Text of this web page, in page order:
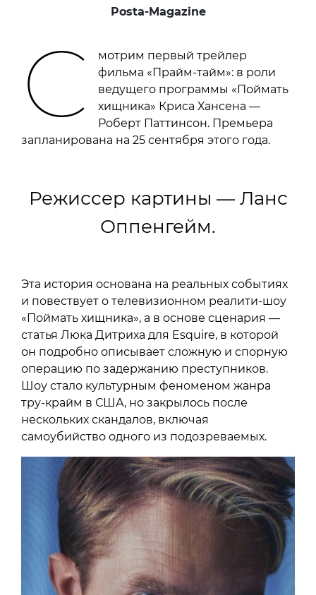
Posta-Magazine
С
мотрим первый трейлер
фильма «Прайм-тайм»: в роли
ведущего программы «Поймать
хищника» Криса Хансена —
Роберт Паттинсон. Премьера
запланирована на 25 сентября этого года.
Режиссер картины — Ланс
Оппенгейм.
Эта история основана на реальных событиях
и повествует о телевизионном реалити-шоу
«Поймать хищника», а в основе сценария —
статья Люка Дитриха для Esquire, в которой
он подробно описывает сложную и спорную
операцию по задержанию преступников.
Шоу стало культурным феноменом жанра
тру-крайм в США, но закрылось после
нескольких скандалов, включая
самоубийство одного из подозреваемых.